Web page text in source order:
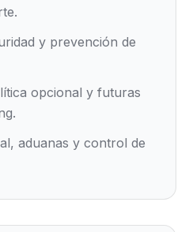
y prevención de
opcional y futuras
aduanas y control de